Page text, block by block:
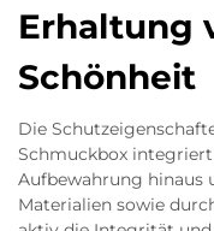
Erhaltung
Schönheit
Die
Schmuckbox
Aufbewahrung hinaus
Materialien sowie